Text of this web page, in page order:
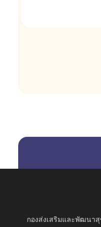
กองส่งเสริมและพัฒนา